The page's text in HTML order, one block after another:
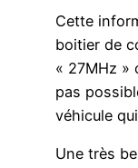
Cette
boitier de
« 27MHz »
pas
véhicule
Une très